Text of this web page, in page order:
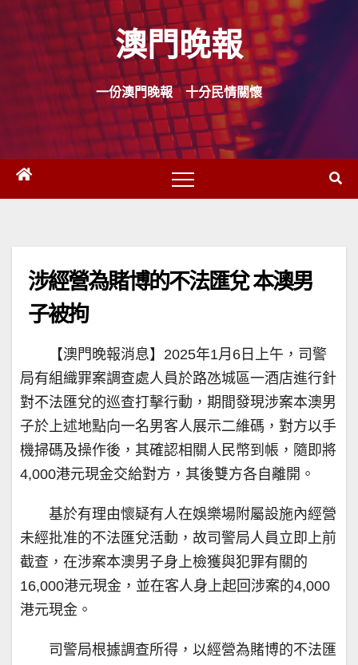
Skip
content
澳門晚報
一份澳門晚報 十分民情關懷
涉經營為賭博的不法匯兌 本澳男
子被拘
【澳門晚報消息】2025年1月6日上午，司警
局有組織罪案調查處人員於路氹城區一酒店進行針
對不法匯兌的巡查打擊行動，期間發現涉案本澳男
子於上述地點向一名男客人展示二維碼，對方以手
機掃碼及操作後，其確認相關人民幣到帳，隨即將
4,000港元現金交給對方，其後雙方各自離開。
基於有理由懷疑有人在娛樂場附屬設施內經營
未經批准的不法匯兌活動，故司警局人員立即上前
截查，在涉案本澳男子身上檢獲與犯罪有關的
16,000港元現金，並在客人身上起回涉案的4,000
港元現金。
司警局根據調查所得，以經營為賭博的不法匯